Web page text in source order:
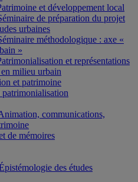
et développement local
de préparation du projet
urbaines
méthodologique : axe «
»
et représentations
milieu urbain
et patrimoine
communications,
de mémoires
des études